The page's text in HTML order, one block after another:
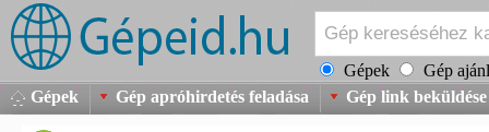
Gépek
Gép
Gépek
Gép apróhirdetés feladása Gép link beküldése